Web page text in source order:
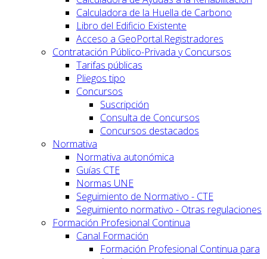
Calculadora de la Huella de Carbono
Libro del Edificio Existente
Acceso a GeoPortal.Registradores
Contratación Público-Privada y Concursos
Tarifas públicas
Pliegos tipo
Concursos
Suscripción
Consulta de Concursos
Concursos destacados
Normativa
Normativa autonómica
Guías CTE
Normas UNE
Seguimiento de Normativo - CTE
Seguimiento normativo - Otras regulaciones
Formación Profesional Continua
Canal Formación
Formación Profesional Continua para